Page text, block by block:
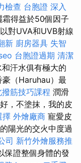
檢查 台胞證 深入
得益於50個因子
對UVA和UVB射線
新 廚房器具 失智
台胞證過期 清潔
汗水俱有極大的
（Haruhau）最
撥筋技巧課程 潤滑
，不塗抹，我的皮
擇 外燴廠商 寵愛皮
陽光的交火中度過
司 新竹外燴服務推
保證整個身體的發